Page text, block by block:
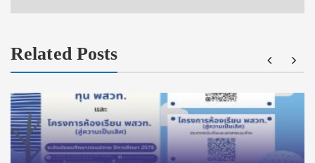
Related Posts